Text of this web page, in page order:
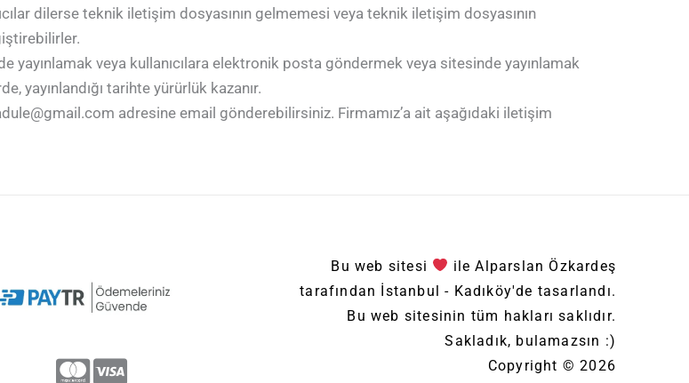
dilerse teknik iletişim dosyasının gelmemesi veya teknik iletişim dosyasının
yayınlamak veya kullanıcılara elektronik posta göndermek veya sitesinde yayınlamak
yayınlandığı tarihte yürürlük kazanır.
adresine email gönderebilirsiniz. Firmamız’a ait aşağıdaki iletişim
Bu web sitesi
ile Alparslan Özkardeş
tarafından İstanbul - Kadıköy'de tasarlandı.
Bu web sitesinin tüm hakları saklıdır.
Sakladık, bulamazsın :)
Copyright © 2026